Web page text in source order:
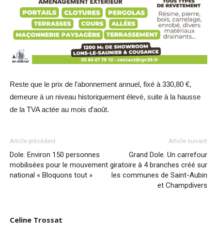
Reste que le prix de l’abonnement annuel, fixé à 330,80 €,
demeure à un niveau historiquement élevé, suite à la hausse
de la TVA actée au mois d’août.
Article précédent
Dole. Environ 150 personnes
mobilisées pour le mouvement
national « Bloquons tout »
Article suivant
Grand Dole. Un carrefour
giratoire à 4 branches créé sur
les communes de Saint-Aubin
et Champdivers
Celine Trossat